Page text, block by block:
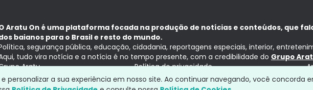
Aratu On é uma plataforma focada na produção de notícias e conteúdos, que
baianos para o Brasil e resto do mundo.
segurança pública, educação, cidadania, reportagens especiais, interior,
tudo vira notícia e a notícia é no tempo presente, com a credibilidade do Grupo
Aratu
Política de privacidade
personalizar a sua experiência em nosso site. Ao continuar navegando, você concorda